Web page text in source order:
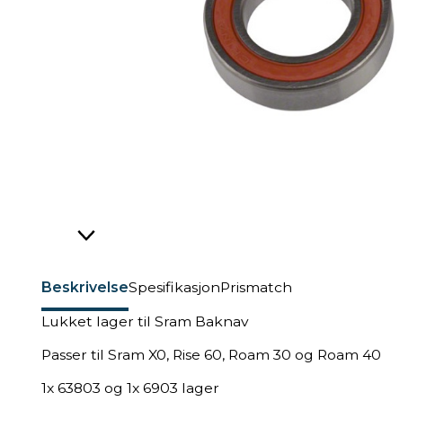
BeskrivelseSpesifikasjonPrismatch
Lukket lager til Sram Baknav
Passer til Sram X0, Rise 60, Roam 30 og Roam 40
1x 63803 og 1x 6903 lager